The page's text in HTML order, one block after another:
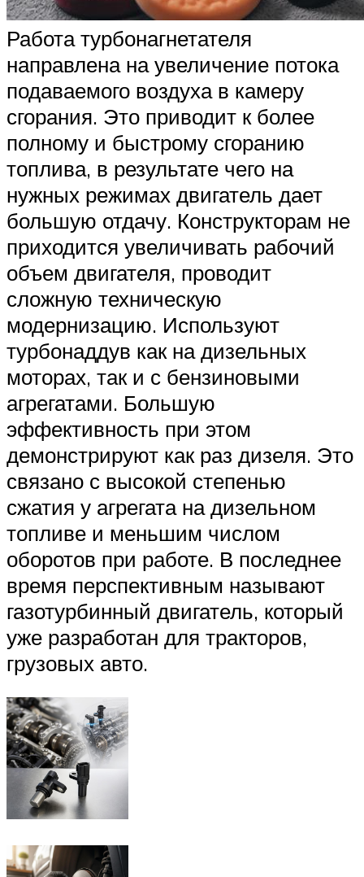
Работа турбонагнетателя
направлена на увеличение потока
подаваемого воздуха в камеру
сгорания. Это приводит к более
полному и быстрому сгоранию
топлива, в результате чего на
нужных режимах двигатель дает
большую отдачу. Конструкторам не
приходится увеличивать рабочий
объем двигателя, проводит
сложную техническую
модернизацию. Используют
турбонаддув как на дизельных
моторах, так и с бензиновыми
агрегатами. Большую
эффективность при этом
демонстрируют как раз дизеля. Это
связано с высокой степенью
сжатия у агрегата на дизельном
топливе и меньшим числом
оборотов при работе. В последнее
время перспективным называют
газотурбинный двигатель, который
уже разработан для тракторов,
грузовых авто.